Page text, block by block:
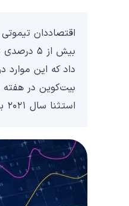
استثنا سال ۲۰۲۱ بود که این رمزارز ۳ درصد دیگر نیز ریزش کرد.